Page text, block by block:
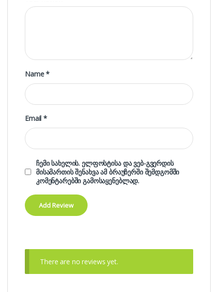
Name*
Email*
ჩემი სახელის. ელფოსტისა და ვებ-გვერდის
მისამართის შენახვა ამ ბრაუზერში შემდგომში
კომენტარებში გამოსაყენებლად.
There are no reviews yet.